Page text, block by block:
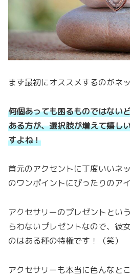
まず最初にオススメするのがネ
何個あっても困るものではない
ある方が、選択肢が増えて嬉し
すよね！
首元のアクセントに丁度いいネ
のワンポイントにぴったりのア
アクセサリーのプレゼントとい
らわないプレゼントなので、彼
のはある種の特権です！（笑）
アクセサリーも本当に色んなと